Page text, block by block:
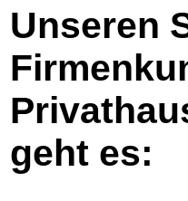
Unseren
geht es: